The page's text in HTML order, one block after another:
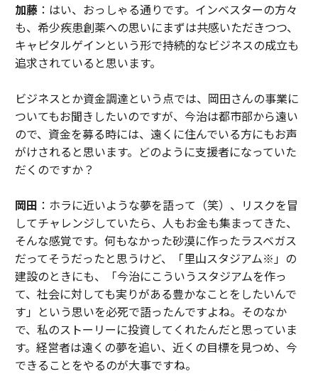
加藤：はい、おっしゃる通りです。インベスターの方々
も、希少疾患創薬への思いにまずは共感いただきつつ、
キャピタルゲインという形で持続的なビジネスの成立も
追求されていると思います。
ビジネスとか資金調達という点では、岡田さんの事業に
ついてもお聞きしたいのですが、今治は都市部から遠い
ので、資金を募る時には、遠くに住んでいる方にもお声
がけされると思います。どのように支援者になっていた
だくのですか？
岡田 ：ホラに近いような夢を語って（笑）、リスクを冒
してチャレンジしていたら、人もお金も集まってきた、
そんな感覚です。何もなかった砂漠に作ったラスベガス
だってそうだったと思うけど、「里山スタジアム※」の
建設のときにも、「今治にこういうスタジアムを作っ
て、社会に対しても実りがある豊かなことをしたいんで
す」という思いを必死で語ったんですよね。そのなか
で、私のストーリーに投資してくれたんだと思っていま
す。経営者は遠くの夢を追い、近くの目標を見つめ、今
できることをやるのが大事ですね。